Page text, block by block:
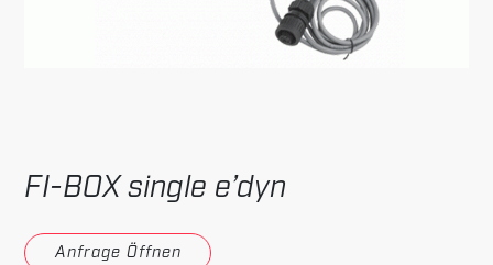
FI-BOX single e’dyn
Anfrage Öffnen